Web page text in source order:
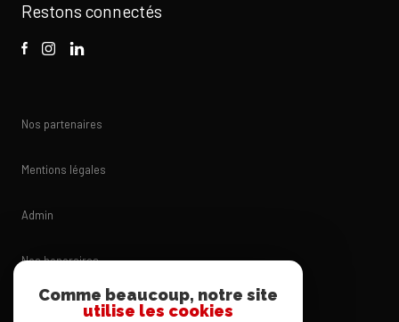
Restons connectés
Nos partenaires
Mentions légales
Admin
Nos honoraires
Politique RGPD
Comme beaucoup, notre site
utilise les cookies